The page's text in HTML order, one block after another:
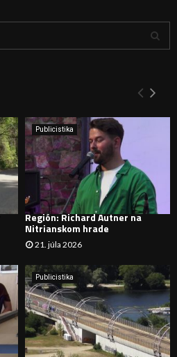
Y
H
D
A
N
I
Publicistika
Región: Richard Autner na
Nitrianskom hrade
21. júla 2026
Publicistika